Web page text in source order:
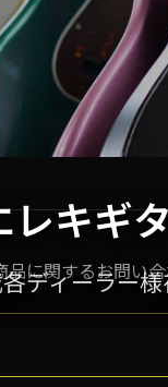
レキギ
ディーラー
に関するお問い